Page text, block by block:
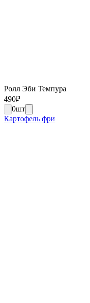
Ролл Эби Темпура
490₽
0шт
Картофель фри